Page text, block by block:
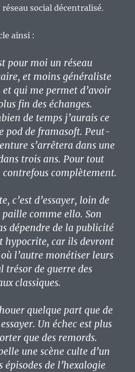
social décentralisé.
ainsi :
pour moi un réseau
et moins généraliste
et qui me permet d’avoir
fin des échanges.
de temps j’aurais ce
pod de framasoft. Peut-
s’arrêtera dans une
trois ans. Pour tout
contrefous complètement.
c’est d’essayer, loin de
comme ello. Son
dépendre de la publicité
hypocrite, car ils devront
l’autre monétiser leurs
trésor de guerre des
classiques.
quelque part que de
Un échec est plus
que des remords.
une scène culte d’un
épisodes de l’hexalogie